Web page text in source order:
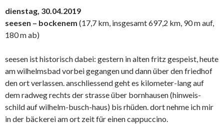
dienstag, 30.04.2019
seesen – bockenem (17,7 km, insgesamt 697,2 km, 90 m auf,
180 m ab)
seesen ist historisch dabei: gestern in alten fritz gespeist, heute
am wilhelmsbad vorbei gegangen und dann über den friedhof
den ort verlassen. anschliessend geht es kilometer-lang auf
dem radweg rechts der strasse über bornhausen (hinweis-
schild auf wilhelm-busch-haus) bis rhüden. dort nehme ich mir
in der bäckerei am ort zeit für einen cappuccino.